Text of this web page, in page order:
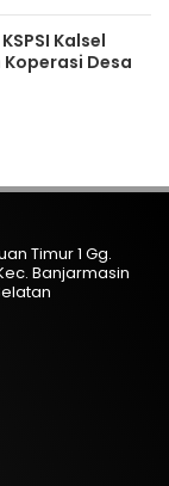
Kalsel
Desa
Timur 1 Gg.
Banjarmasin